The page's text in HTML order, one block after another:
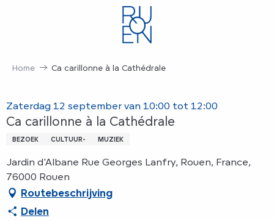
Home Ca carillonne à la Cathédrale
Zaterdag 12 september van 10:00 tot 12:00
Ca carillonne à la Cathédrale
BEZOEK CULTUUR- MUZIEK
Jardin d'Albane Rue Georges Lanfry, Rouen, France,
76000 Rouen
Routebeschrijving
Delen